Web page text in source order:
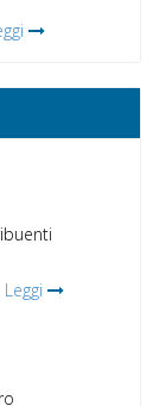
Leggi